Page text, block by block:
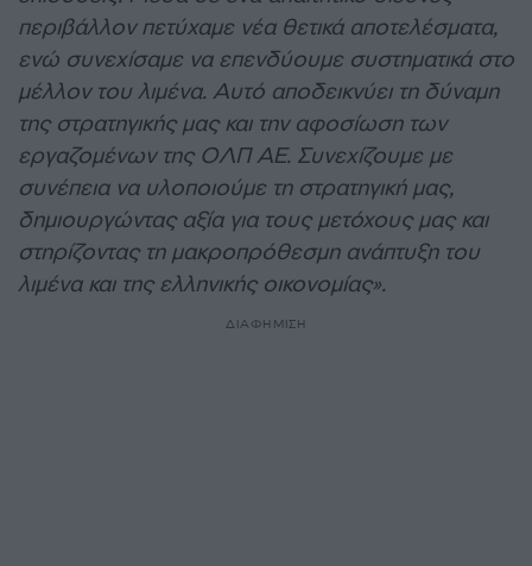
περιβάλλον πετύχαμε νέα θετικά αποτελέσματα,
ενώ συνεχίσαμε να επενδύουμε συστηματικά στο
μέλλον του λιμένα. Αυτό αποδεικνύει τη δύναμη
της στρατηγικής μας και την αφοσίωση των
εργαζομένων της ΟΛΠ ΑΕ. Συνεχίζουμε με
συνέπεια να υλοποιούμε τη στρατηγική μας,
δημιουργώντας αξία για τους μετόχους μας και
στηρίζοντας τη μακροπρόθεσμη ανάπτυξη του
λιμένα και της ελληνικής οικονομίας».
ΔΙΑΦΗΜΙΣΗ